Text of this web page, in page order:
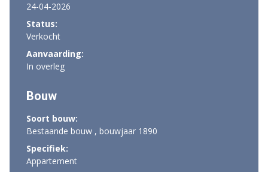
24-04-2026
Status:
Verkocht
Aanvaarding:
In overleg
Bouw
Soort bouw:
Bestaande bouw , bouwjaar 1890
Specifiek:
Appartement